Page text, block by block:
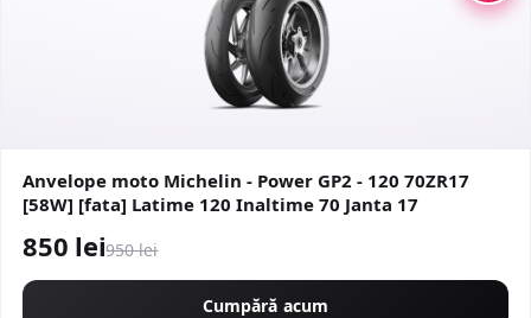
Anvelope moto Michelin - Power GP2 - 120 70ZR17
[58W] [fata] Latime 120 Inaltime 70 Janta 17
850 lei950 lei
Cumpără acum